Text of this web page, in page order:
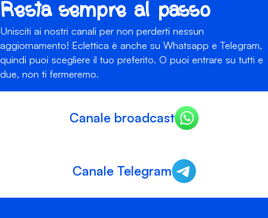
Resta sempre al passo
Unisciti ai nostri canali per non perderti nessun
aggiornamento! Eclettica è anche su Whatsapp e Telegram,
quindi puoi scegliere il tuo preferito. O puoi entrare su tutti e
due, non ti fermeremo.
Canale broadcast
Canale Telegram